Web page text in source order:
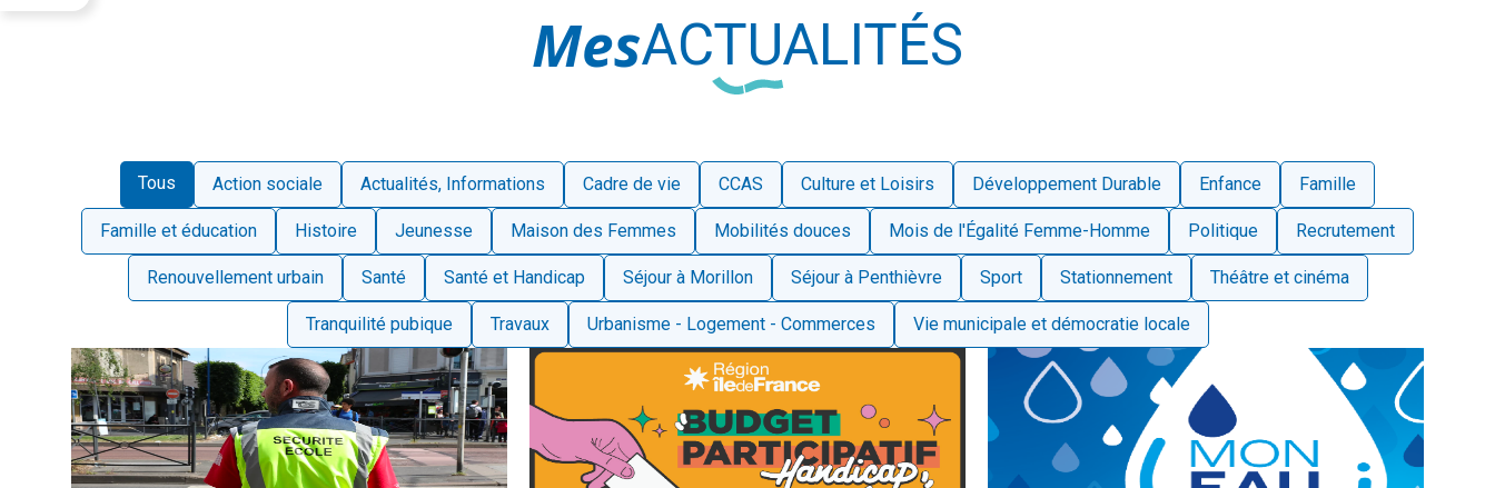
MesACTUALITÉS
Tous Action sociale Actualités, Informations Cadre de vie CCAS Culture et Loisirs Développement Durable Enfance Famille
Famille et éducation Histoire Jeunesse Maison des Femmes Mobilités douces Mois de l'Égalité Femme-Homme Politique Recrutement
Renouvellement urbain Santé Santé et Handicap Séjour à Morillon Séjour à Penthièvre Sport Stationnement Théâtre et cinéma
Tranquilité pubique Travaux Urbanisme - Logement - Commerces Vie municipale et démocratie locale